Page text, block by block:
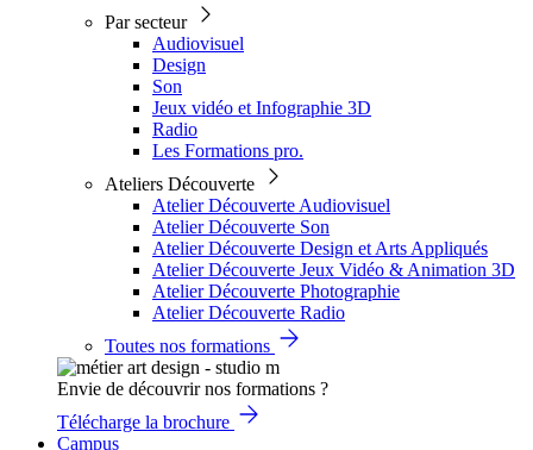
Par secteur
Audiovisuel
Design
Son
Jeux vidéo et Infographie 3D
Radio
Les Formations pro.
Ateliers Découverte
Atelier Découverte Audiovisuel
Atelier Découverte Son
Atelier Découverte Design et Arts Appliqués
Atelier Découverte Jeux Vidéo & Animation 3D
Atelier Découverte Photographie
Atelier Découverte Radio
Toutes nos formations
Envie de découvrir nos formations ?
Télécharge la brochure
Campus